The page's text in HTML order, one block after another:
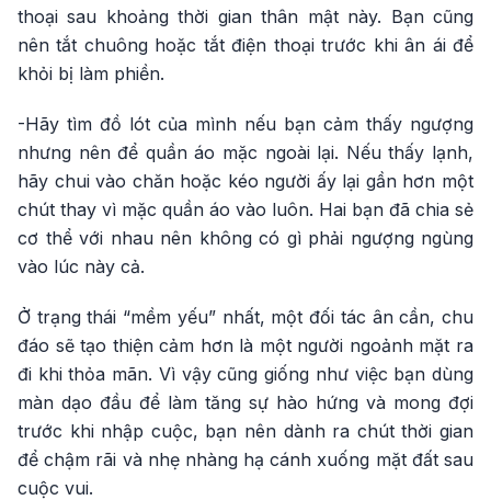
thoại sau khoảng thời gian thân mật này. Bạn cũng
nên tắt chuông hoặc tắt điện thoại trước khi ân ái để
khỏi bị làm phiền.
-Hãy tìm đồ lót của mình nếu bạn cảm thấy ngượng
nhưng nên để quần áo mặc ngoài lại. Nếu thấy lạnh,
hãy chui vào chăn hoặc kéo người ấy lại gần hơn một
chút thay vì mặc quần áo vào luôn. Hai bạn đã chia sẻ
cơ thể với nhau nên không có gì phải ngượng ngùng
vào lúc này cả.
Ở trạng thái “mềm yếu” nhất, một đối tác ân cần, chu
đáo sẽ tạo thiện cảm hơn là một người ngoảnh mặt ra
đi khi thỏa mãn. Vì vậy cũng giống như việc bạn dùng
màn dạo đầu để làm tăng sự hào hứng và mong đợi
trước khi nhập cuộc, bạn nên dành ra chút thời gian
để chậm rãi và nhẹ nhàng hạ cánh xuống mặt đất sau
cuộc vui.